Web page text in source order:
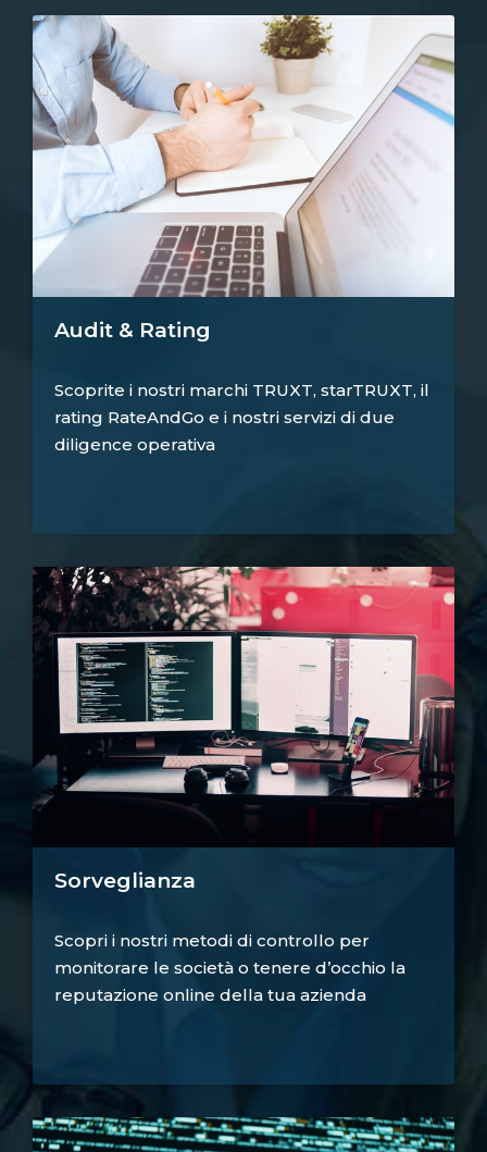
Audit & Rating
Scoprite i nostri marchi TRUXT, starTRUXT, il
rating RateAndGo e i nostri servizi di due
diligence operativa
Sorveglianza
Scopri i nostri metodi di controllo per
monitorare le società o tenere d’occhio la
reputazione online della tua azienda